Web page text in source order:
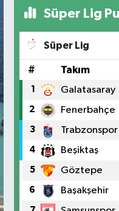
Süper Lig
Süper Lig
# Takım
1 Galatasaray
2 Fenerbahçe
3 Trabzonspor
4 Beşiktaş
5 Göztepe
6 Başakşehir